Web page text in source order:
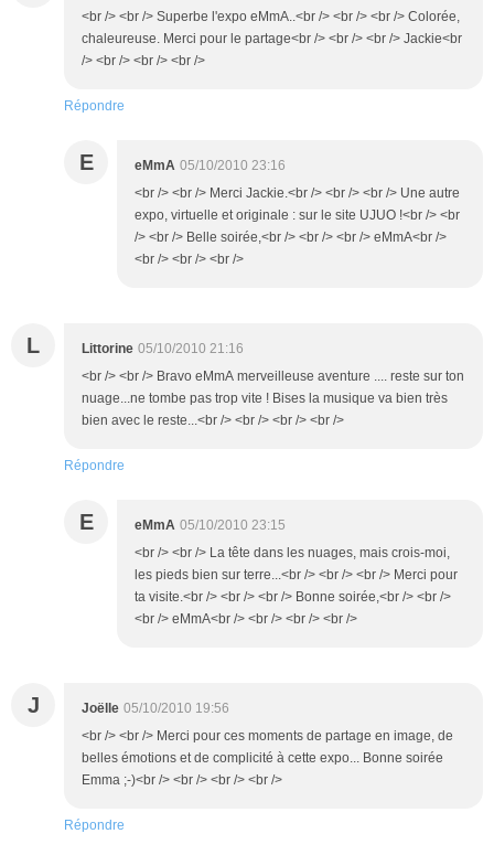
<br /> <br /> Superbe l'expo eMmA..<br /> <br /> <br /> Colorée,
chaleureuse. Merci pour le partage<br /> <br /> <br /> Jackie<br
/> <br /> <br /> <br />
Répondre
E eMmA 05/10/2010 23:16
<br /> <br /> Merci Jackie.<br /> <br /> <br /> Une autre
expo, virtuelle et originale : sur le site UJUO !<br /> <br
/> <br /> Belle soirée,<br /> <br /> <br /> eMmA<br />
<br /> <br /> <br />
L Littorine 05/10/2010 21:16
<br /> <br /> Bravo eMmA merveilleuse aventure .... reste sur ton
nuage...ne tombe pas trop vite ! Bises la musique va bien très
bien avec le reste...<br /> <br /> <br /> <br />
Répondre
E eMmA 05/10/2010 23:15
<br /> <br /> La tête dans les nuages, mais crois-moi,
les pieds bien sur terre...<br /> <br /> <br /> Merci pour
ta visite.<br /> <br /> <br /> Bonne soirée,<br /> <br />
<br /> eMmA<br /> <br /> <br /> <br />
J Joëlle 05/10/2010 19:56
<br /> <br /> Merci pour ces moments de partage en image, de
belles émotions et de complicité à cette expo... Bonne soirée
Emma ;-)<br /> <br /> <br /> <br />
Répondre